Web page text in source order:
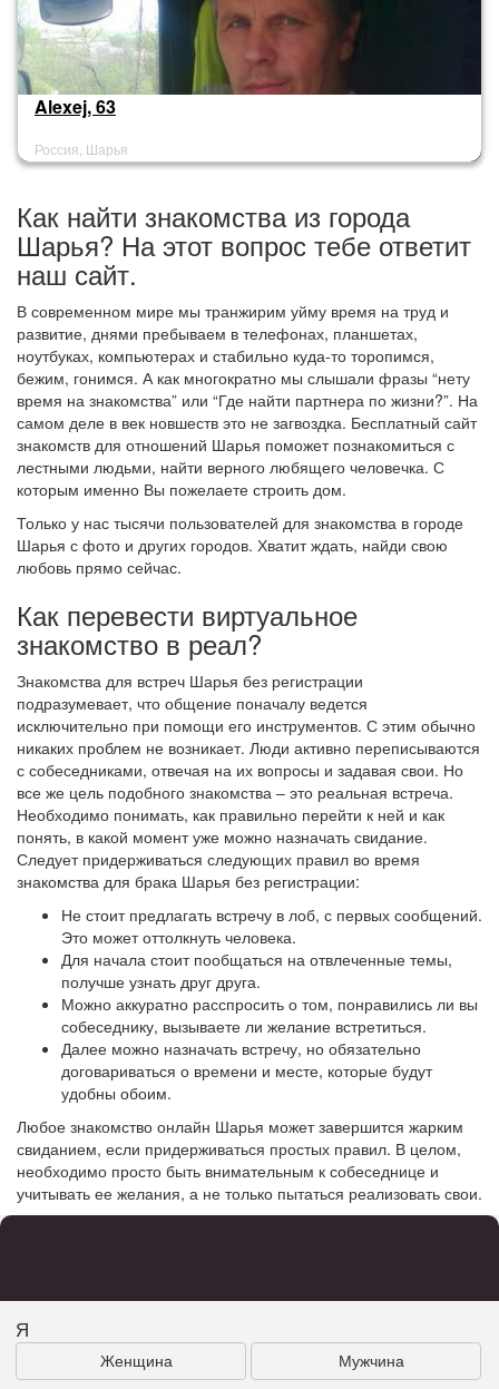
Alexej, 63
Россия, Шарья
Как найти знакомства из города
Шарья? На этот вопрос тебе ответит
наш сайт.
В современном мире мы транжирим уйму время на труд и
развитие, днями пребываем в телефонах, планшетах,
ноутбуках, компьютерах и стабильно куда-то торопимся,
бежим, гонимся. А как многократно мы слышали фразы “нету
время на знакомства” или “Где найти партнера по жизни?”. На
самом деле в век новшеств это не загвоздка. Бесплатный сайт
знакомств для отношений Шарья поможет познакомиться с
лестными людьми, найти верного любящего человечка. С
которым именно Вы пожелаете строить дом.
Только у нас тысячи пользователей для знакомства в городе
Шарья с фото и других городов. Хватит ждать, найди свою
любовь прямо сейчас.
Как перевести виртуальное
знакомство в реал?
Знакомства для встреч Шарья без регистрации
подразумевает, что общение поначалу ведется
исключительно при помощи его инструментов. С этим обычно
никаких проблем не возникает. Люди активно переписываются
с собеседниками, отвечая на их вопросы и задавая свои. Но
все же цель подобного знакомства – это реальная встреча.
Необходимо понимать, как правильно перейти к ней и как
понять, в какой момент уже можно назначать свидание.
Следует придерживаться следующих правил во время
знакомства для брака Шарья без регистрации:
Не стоит предлагать встречу в лоб, с первых сообщений.
Это может оттолкнуть человека.
Для начала стоит пообщаться на отвлеченные темы,
получше узнать друг друга.
Можно аккуратно расспросить о том, понравились ли вы
собеседнику, вызываете ли желание встретиться.
Далее можно назначать встречу, но обязательно
договариваться о времени и месте, которые будут
удобны обоим.
Любое знакомство онлайн Шарья может завершится жарким
свиданием, если придерживаться простых правил. В целом,
необходимо просто быть внимательным к собеседнице и
учитывать ее желания, а не только пытаться реализовать свои.
Я
Женщина Мужчина